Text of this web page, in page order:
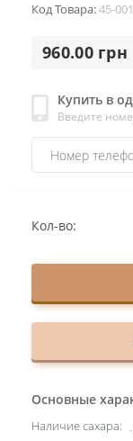
Код Товара:45-001
960.00 грн
Купить в
Введите
Основные
Наличие сахара:
Кол-во: